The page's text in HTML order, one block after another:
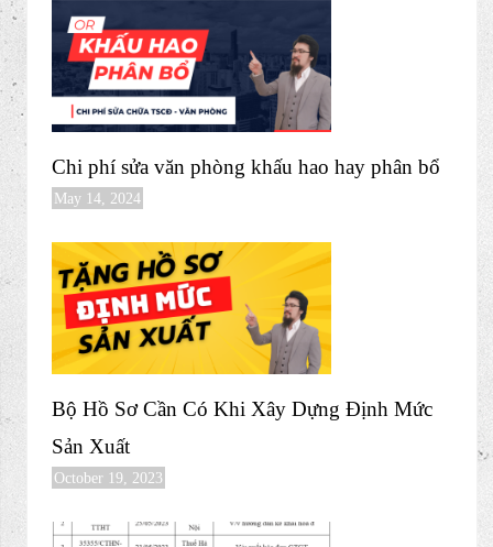
DOWNLOAD FILE NGAY
CÁC BÀI VIẾT MỚI NHẤT
Chi phí sửa văn phòng khấu hao hay phân bổ
May 14, 2024